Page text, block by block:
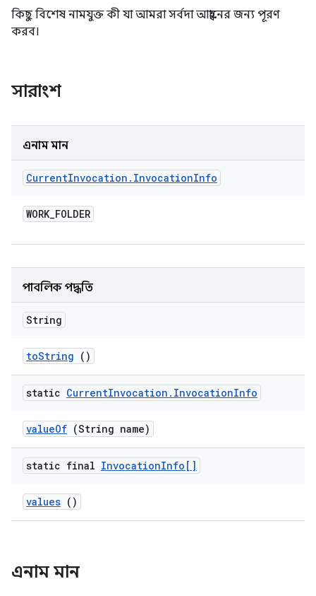
কিছু বিশেষ নামযুক্ত কী যা আমরা সর্বদা আহ্বানের জন্য পূরণ
করব।
সারাংশ
এনাম মান
CurrentInvocation . InvocationInfo
WORK_FOLDER
পাবলিক পদ্ধতি
String
toString ()
static CurrentInvocation . InvocationInfo
valueOf (String name)
static final InvocationInfo[]
values ()
এনাম মান